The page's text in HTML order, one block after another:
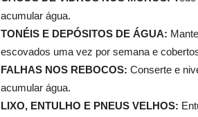
acumular água.
TONÉIS E DEPÓSITOS DE ÁGUA:
escovados uma vez por semana e
FALHAS NOS REBOCOS: Conserte e
acumular água.
LIXO, ENTULHO E PNEUS VELHOS: